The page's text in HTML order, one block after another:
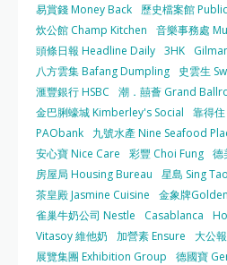
易賞錢 Money Back
歷史檔案館
炊公館 Champ Kitchen
音樂事務處
頭條日報 Headline Daily 3HK
八方雲集 Bafang Dumpling
史雲生
滙豐銀行 HSBC
潮．囍薈 Grand
金巴脷蠔城 Kimberley's Social
靠得
PAObank
九號水產 Nine Seafood
安心寶 Nice Care
彩豐 Choi Fung 德
房屋局 Housing Bureau
星島 Sing Tao
茶皇殿 Jasmine Cuisine
金象牌
雀巢牛奶公司 Nestle
Casablanca
Vitasoy 維他奶
加營素 Ensure
大公
展覽集團 Exhibition Group
德國寶